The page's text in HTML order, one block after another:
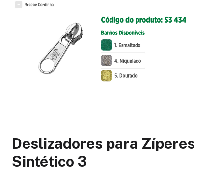
Deslizadores para Zíperes
Sintético 3